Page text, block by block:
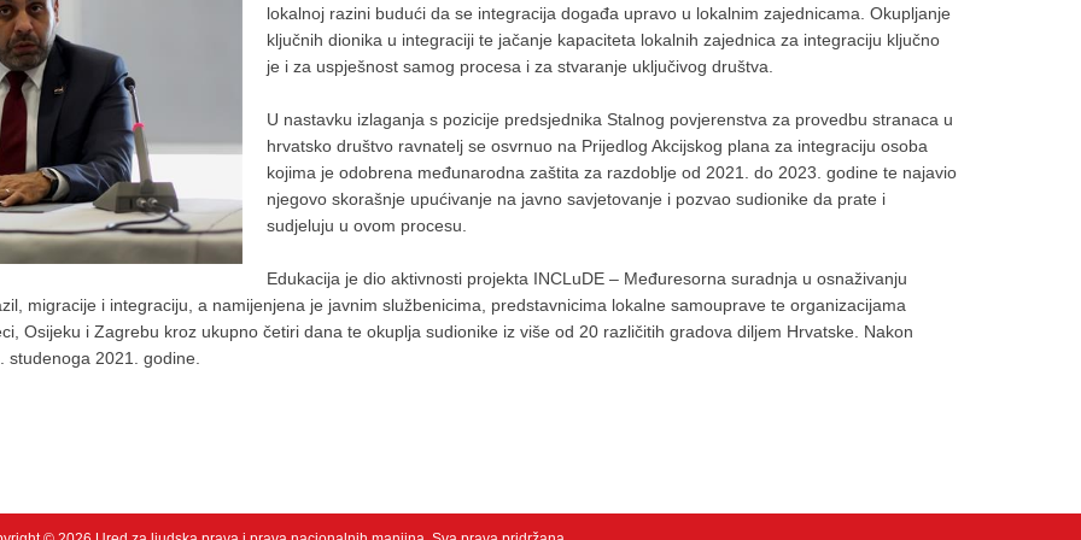
lokalnoj razini budući da se integracija događa upravo u lokalnim zajednicama. Okupljanje
ključnih dionika u integraciji te jačanje kapaciteta lokalnih zajednica za integraciju ključno
je i za uspješnost samog procesa i za stvaranje uključivog društva.
U nastavku izlaganja s pozicije predsjednika Stalnog povjerenstva za provedbu stranaca u
hrvatsko društvo ravnatelj se osvrnuo na Prijedlog Akcijskog plana za integraciju osoba
kojima je odobrena međunarodna zaštita za razdoblje od 2021. do 2023. godine te najavio
njegovo skorašnje upućivanje na javno savjetovanje i pozvao sudionike da prate i
sudjeluju u ovom procesu.
Edukacija je dio aktivnosti projekta INCLuDE – Međuresorna suradnja u osnaživanju
migracije i integraciju, a namijenjena je javnim službenicima, predstavnicima lokalne samouprave te organizacijama
Osijeku i Zagrebu kroz ukupno četiri dana te okuplja sudionike iz više od 20 različitih gradova diljem Hrvatske. Nakon
2021. godine.